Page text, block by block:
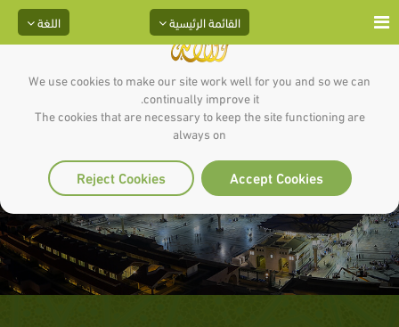
We use cookies to make our site work well for you and so we can
continually improve it.
The cookies that are necessary to keep the site functioning are
always on
Accept Cookies
Reject Cookies
اللغة القائمة الرئيسية
دعاء السفر